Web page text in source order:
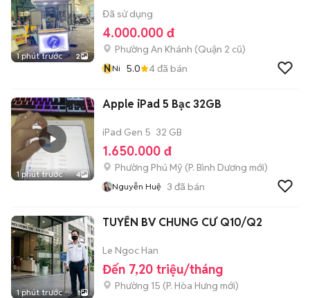
1 phút trước 2
Đã sử dụng
4.000.000 đ
Phường An Khánh (Quận 2 cũ)
NNi 5.0 4đã bán
1 phút trước 4
Apple iPad 5 Bạc 32GB
iPad Gen 5 32 GB
1.650.000 đ
Phường Phú Mỹ (P. Bình Dương mới)
Nguyễn Huệ 3 đã bán
1 phút trước 1
TUYỂN BV CHUNG CƯ Q10/Q2
Le Ngoc Han
Đến 7,20 triệu/tháng
Phường 15 (P. Hòa Hưng mới)